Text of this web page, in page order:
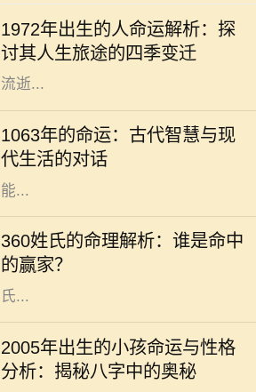
1972年出生的人命运解析：探
讨其人生旅途的四季变迁
1972年的出生者更是承载着特定时代
的印记。在这一年的春天，空气中充
满着希望与新生，然而，随着时间的
流逝...
1063年的命运：古代智慧与现
代生活的对话
在历史长河中，每一个年份都承载着
独特的文化和命运，而1063年则是一
个充满神秘和启示的年份。对于现代
人来说，解读这一年所蕴含的智慧，
能...
360姓氏的命理解析：谁是命中
的赢家？
在浩瀚的中华文化中，姓氏不仅仅是
一个符号，更承载着一家人的历史与
文化。360个姓氏各有其独特的命理
特征，今天我们就来探讨一下这些姓
氏...
2005年出生的小孩命运与性格
分析：揭秘八字中的奥秘
2005年，戊戌年，是中国农历中的一
个特殊年份。这一年出生的小孩子，
将在未来的生活中展现出独特的个性
和命运。从命理学的角度来看，2005